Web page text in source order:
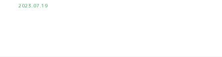
2023.07.19